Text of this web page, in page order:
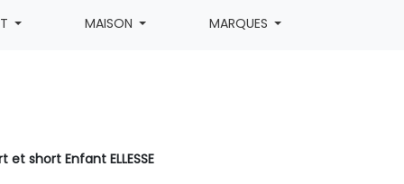
MAISON MARQUES
short Enfant ELLESSE